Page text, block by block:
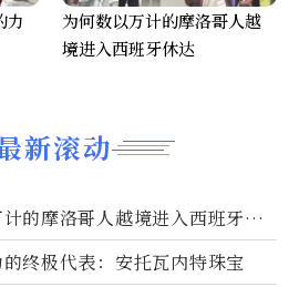
新滚动
的摩洛哥人越境进入西班牙休
终极代表：安托瓦内特珠宝
力
为何数以万计的摩洛哥人越
境进入西班牙休达